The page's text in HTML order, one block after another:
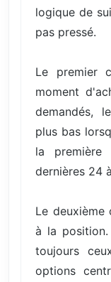
logique de
pas pressé.
Le premier
moment
demandés,
plus bas
la
dernières 24
Le
à la
toujours
options